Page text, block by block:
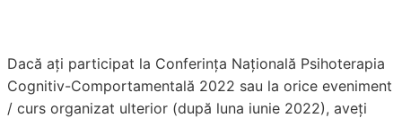
Dacă ați participat la Conferința Națională Psihoterapia
Cognitiv-Comportamentală 2022 sau la orice eveniment
/ curs organizat ulterior (după luna iunie 2022), aveți